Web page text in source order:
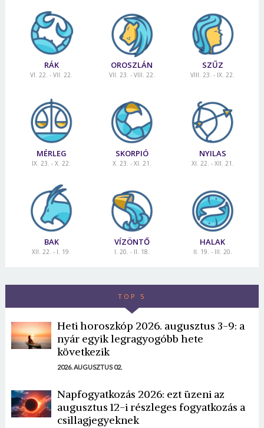
RÁK
VI. 22. - VII. 22.
OROSZLÁN
VII. 23. - VIII. 22.
SZŰZ
VIII. 23. - IX. 22.
MÉRLEG
IX. 23. - X. 22.
SKORPIÓ
X. 23. - XI. 21.
NYILAS
XI. 22. - XII. 21.
BAK
XII. 22. - I. 19.
VÍZÖNTŐ
I. 20. - II. 18.
HALAK
II. 19. - III. 20.
TOP 5
Heti horoszkóp 2026. augusztus 3-9: a
nyár egyik legragyogóbb hete
következik
2026. AUGUSZTUS 02.
Napfogyatkozás 2026: ezt üzeni az
augusztus 12-i részleges fogyatkozás a
csillagjegyeknek